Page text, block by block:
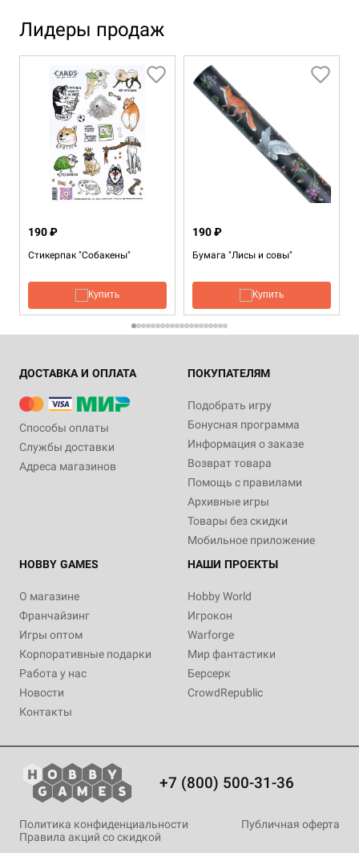
Лидеры продаж
Стикерпак "Собакены"
190 ₽
Купить
Бумага "Лисы и совы"
190 ₽
Купить
ДОСТАВКА И ОПЛАТА
Способы оплаты
Службы доставки
Адреса магазинов
ПОКУПАТЕЛЯМ
Подобрать игру
Бонусная программа
Информация о заказе
Возврат товара
Помощь с правилами
Архивные игры
Товары без скидки
Мобильное приложение
HOBBY GAMES
О магазине
Франчайзинг
Игры оптом
Корпоративные подарки
Работа у нас
Новости
Контакты
НАШИ ПРОЕКТЫ
Hobby World
Игрокон
Warforge
Мир фантастики
Берсерк
CrowdRepublic
+7 (800) 500-31-36
Политика конфиденциальности
Публичная оферта
Правила акций со скидкой